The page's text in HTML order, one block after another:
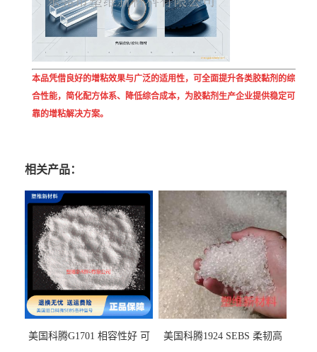
本品凭借良好的增粘效果与广泛的适用性，可全面提升各类胶黏剂的综
合性能，简化配方体系、降低综合成本，为胶黏剂生产企业提供稳定可
靠的增粘解决方案。
相关产品：
美国科腾G1701 相容性好 可
美国科腾1924 SEBS 柔韧高